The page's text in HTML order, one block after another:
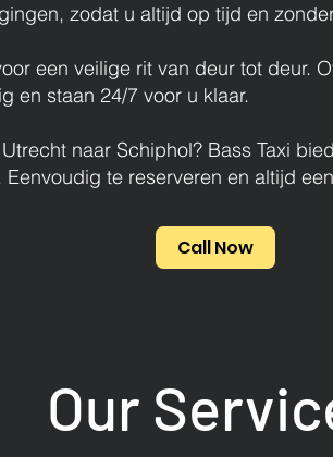
zodat u altijd op tijd en
een veilige rit van deur tot deur.
en staan 24/7 voor u klaar.
naar Schiphol? Bass Taxi
te reserveren en altijd
Call Now
Our